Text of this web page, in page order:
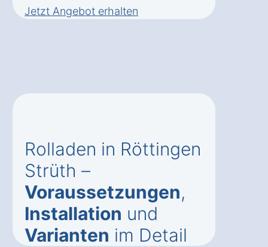
Jetzt Angebot erhalten
Rolladen in Röttingen
Strüth –
Voraussetzungen,
Installation und
Varianten im Detail